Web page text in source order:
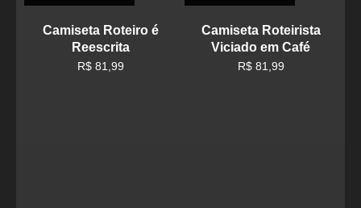
Camiseta Roteiro é
Reescrita
R$81,99
Camiseta Roteirista
Viciado em Café
R$81,99